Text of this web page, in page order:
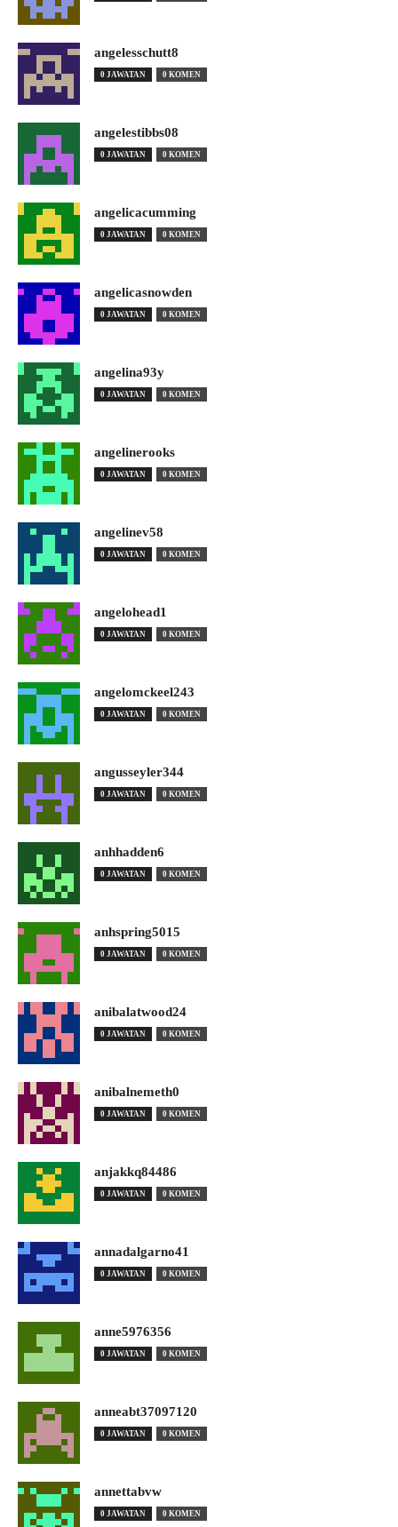
angelesschutt8
0 JAWATAN 0 KOMEN
angelestibbs08
0 JAWATAN 0 KOMEN
angelicacumming
0 JAWATAN 0 KOMEN
angelicasnowden
0 JAWATAN 0 KOMEN
angelina93y
0 JAWATAN 0 KOMEN
angelinerooks
0 JAWATAN 0 KOMEN
angelinev58
0 JAWATAN 0 KOMEN
angelohead1
0 JAWATAN 0 KOMEN
angelomckeel243
0 JAWATAN 0 KOMEN
angusseyler344
0 JAWATAN 0 KOMEN
anhhadden6
0 JAWATAN 0 KOMEN
anhspring5015
0 JAWATAN 0 KOMEN
anibalatwood24
0 JAWATAN 0 KOMEN
anibalnemeth0
0 JAWATAN 0 KOMEN
anjakkq84486
0 JAWATAN 0 KOMEN
annadalgarno41
0 JAWATAN 0 KOMEN
anne5976356
0 JAWATAN 0 KOMEN
anneabt37097120
0 JAWATAN 0 KOMEN
annettabvw
0 JAWATAN 0 KOMEN